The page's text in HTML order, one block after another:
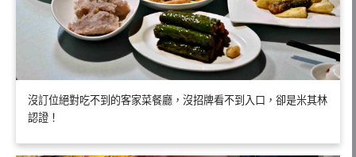
沒訂位絕對吃不到的客家菜餐廳，沒招牌看不到入口，卻是米其林
認證！